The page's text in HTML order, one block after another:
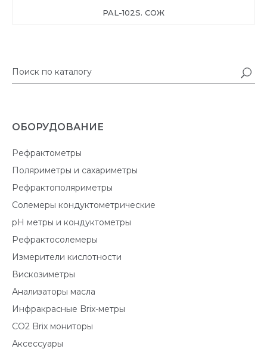
PAL-102S. СОЖ
ОБОРУДОВАНИЕ
Рефрактометры
Поляриметры и сахариметры
Рефрактополяриметры
Солемеры кондуктометрические
pH метры и кондуктометры
Рефрактосолемеры
Измерители кислотности
Вискозиметры
Анализаторы масла
Инфракрасные Brix-метры
CO2 Brix мониторы
Аксессуары